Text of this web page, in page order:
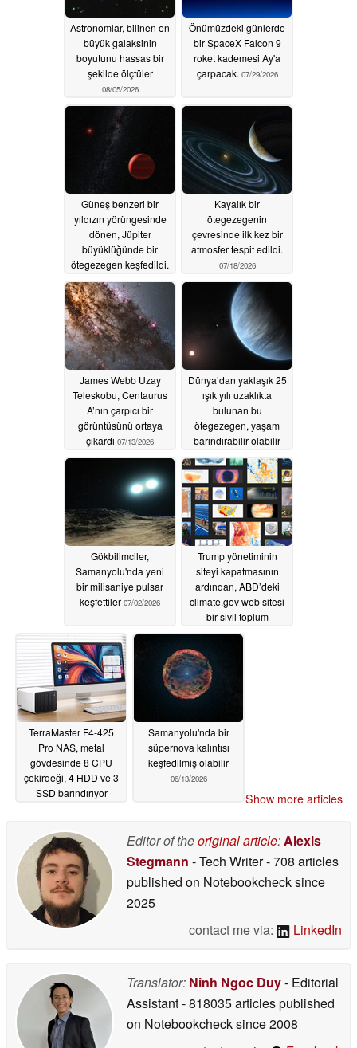
Astronomlar, bilinen en
büyük galaksinin
boyutunu hassas bir
şekilde ölçtüler
08/05/2026
Önümüzdeki günlerde
bir SpaceX Falcon 9
roket kademesi Ay'a
çarpacak. 07/29/2026
Güneş benzeri bir
yıldızın yörüngesinde
dönen, Jüpiter
büyüklüğünde bir
ötegezegen keşfedildi.
07/20/2026
Kayalık bir
ötegezegenin
çevresinde ilk kez bir
atmosfer tespit edildi.
07/18/2026
James Webb Uzay
Teleskobu, Centaurus
A’nın çarpıcı bir
görüntüsünü ortaya
çıkardı 07/13/2026
Dünya’dan yaklaşık 25
ışık yılı uzaklıkta
bulunan bu
ötegezegen, yaşam
barındırabilir olabilir
07/09/2026
Gökbilimciler,
Samanyolu'nda yeni
bir milisaniye pulsar
keşfettiler 07/02/2026
Trump yönetiminin
siteyi kapatmasının
ardından, ABD’deki
climate.gov web sitesi
bir sivil toplum
kuruluşu tarafından
yeniden yayına alındı
TerraMaster F4-425
Pro NAS, metal
gövdesinde 8 CPU
çekirdeği, 4 HDD ve 3
SSD barındırıyor
Samanyolu'nda bir
süpernova kalıntısı
keşfedilmiş olabilir
06/13/2026
Show more articles
Editor of theoriginal article:Alexis
Stegmann - Tech Writer- 708 articles
published on Notebookchecksince
2025
contact me via:
LinkedIn
Translator: Ninh Ngoc Duy- Editorial
Assistant- 818035 articles published
on Notebookchecksince 2008